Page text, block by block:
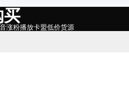
涨粉播放卡盟低价货源